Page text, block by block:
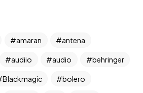
amaran antena
audiio audio behringer
Blackmagic bolero